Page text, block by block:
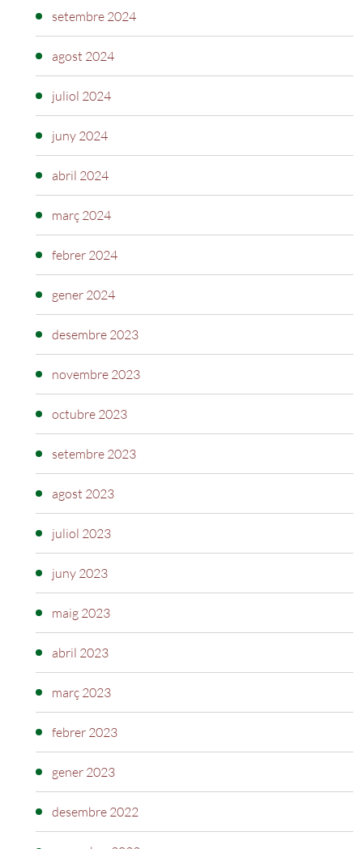
setembre 2024
agost 2024
juliol 2024
juny 2024
abril 2024
març 2024
febrer 2024
gener 2024
desembre 2023
novembre 2023
octubre 2023
setembre 2023
agost 2023
juliol 2023
juny 2023
maig 2023
abril 2023
març 2023
febrer 2023
gener 2023
desembre 2022